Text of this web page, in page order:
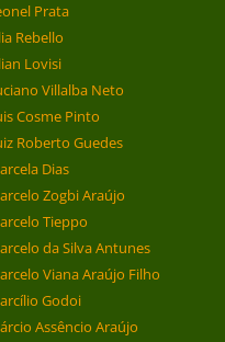
Prata
Rebello
Lovisi
Villalba Neto
Cosme Pinto
Roberto Guedes
Dias
Zogbi Araújo
Tieppo
da Silva Antunes
Viana Araújo Filho
Godoi
Assêncio Araújo